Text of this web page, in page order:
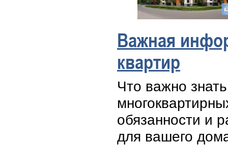
Важная
квартир
Что важно
обязанности и
для вашего